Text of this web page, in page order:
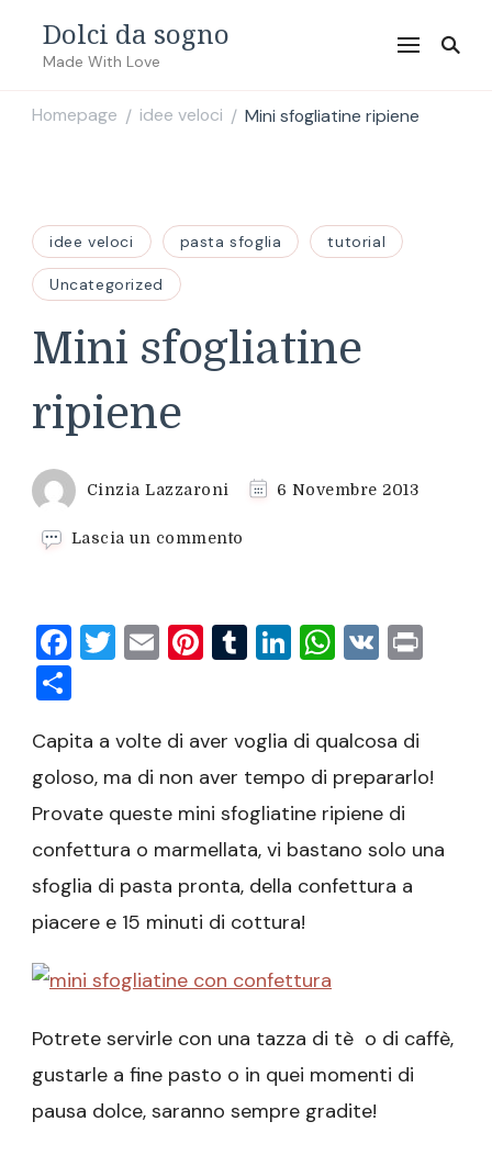
Dolci da sogno
Made With Love
Homepage / idee veloci / Mini sfogliatine ripiene
idee veloci pasta sfoglia tutorial
Uncategorized
Mini sfogliatine
ripiene
Cinzia Lazzaroni 6 Novembre 2013
Lascia un commento
Facebook
Twitter
EmailPinterest
Tumblr
LinkedIn
VK
Capita a volte di aver voglia di qualcosa di
goloso, ma di non aver tempo di prepararlo!
Provate queste mini sfogliatine ripiene di
confettura o marmellata, vi bastano solo una
sfoglia di pasta pronta, della confettura a
piacere e 15 minuti di cottura!
Potrete servirle con una tazza di tè o di caffè,
gustarle a fine pasto o in quei momenti di
pausa dolce, saranno sempre gradite!